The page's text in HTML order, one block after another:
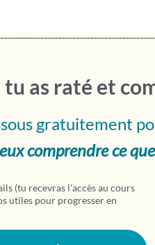
as raté et
gratuitement
comprendre ce
(tu recevras l'accès au cours
utiles pour progresser en